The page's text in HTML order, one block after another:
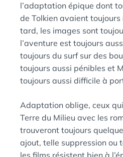
l’adaptation épique dont
de Tolkien avaient
tard, les images sont
l’aventure est toujours
toujours du surf sur des
toujours aussi pénibles et
toujours aussi difficile à
Adaptation oblige, ceux
Terre du Milieu avec les
trouveront toujours
ajout, telle suppression ou
les films résistent bien à